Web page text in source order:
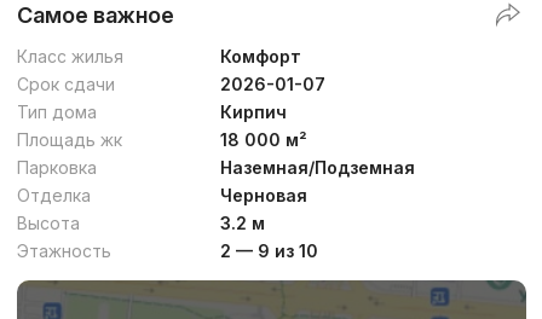
Самое важное
Класс жилья
Комфорт
Срок сдачи
2026-01-07
Тип дома
Кирпич
Площадь жк
18 000 м²
Парковка
Наземная/Подземная
Отделка
Черновая
Высота
3.2 м
Этажность
2 — 9 из 10